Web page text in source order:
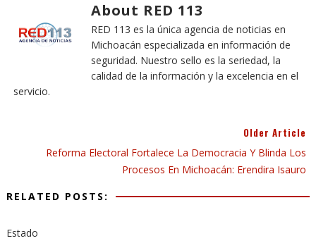
About RED 113
RED 113 es la única agencia de noticias en
Michoacán especializada en información de
seguridad. Nuestro sello es la seriedad, la
calidad de la información y la excelencia en el
servicio.
Older Article
Reforma Electoral Fortalece La Democracia Y Blinda Los
Procesos En Michoacán: Erendira Isauro
RELATED POSTS:
Estado